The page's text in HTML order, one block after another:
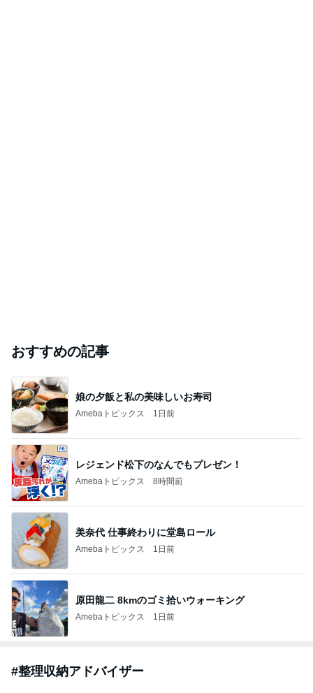
おすすめの記事
娘の夕飯と私の美味しいお寿司
Amebaトピックス 1日前
レジェンド松下のなんでもプレゼン！
Amebaトピックス 8時間前
美奈代 仕事終わりに堂島ロール
Amebaトピックス 1日前
原田龍二 8kmのゴミ拾いウォーキング
Amebaトピックス 1日前
#整理収納アドバイザー